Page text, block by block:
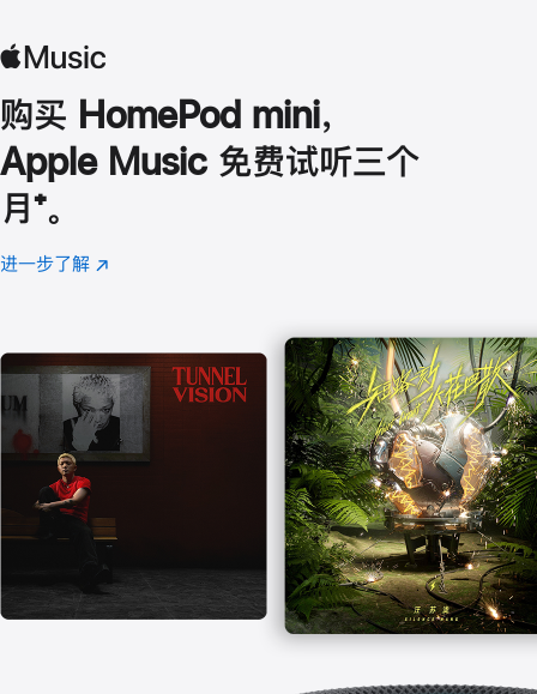
购买 HomePod mini，
Apple Music 免费试听三个
月 脚
注
⁺。
进一步了解 Apple
(在
口
中
打
开)